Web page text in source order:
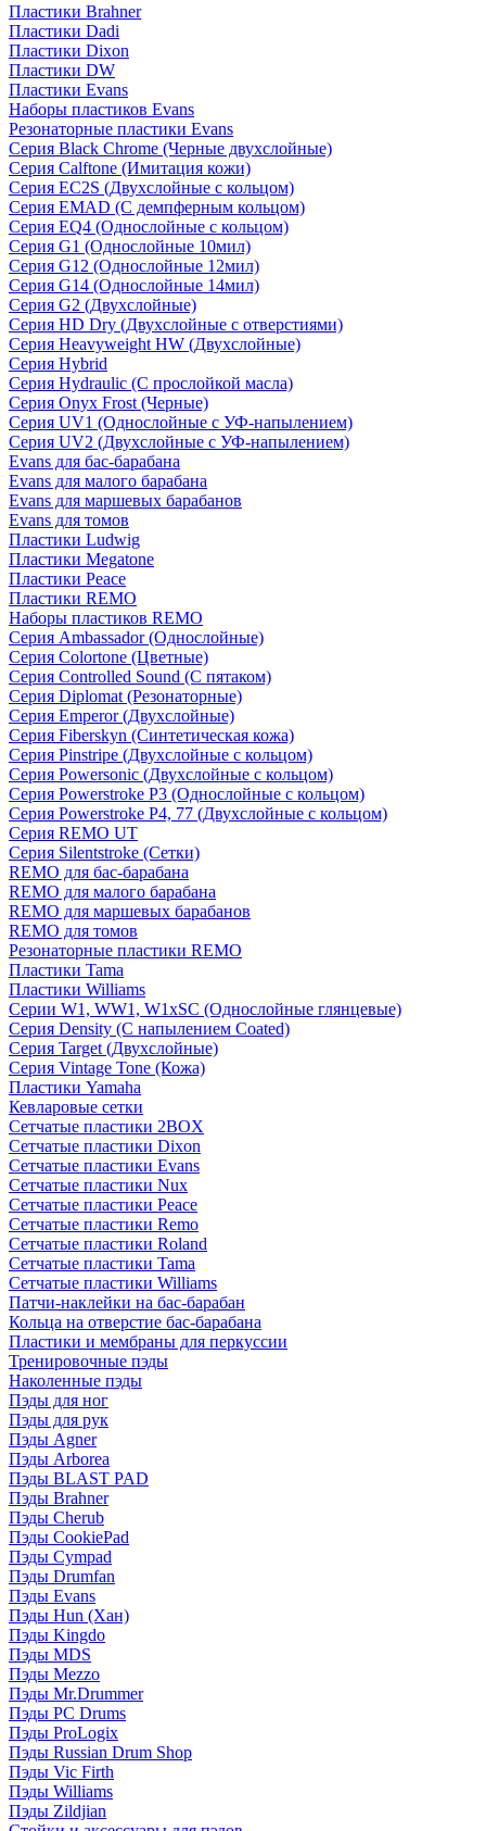
Пластики Brahner
Пластики Dadi
Пластики Dixon
Пластики DW
Пластики Evans
Наборы пластиков Evans
Резонаторные пластики Evans
Серия Black Chrome (Черные двухслойные)
Серия Calftone (Имитация кожи)
Серия EC2S (Двухслойные с кольцом)
Серия EMAD (С демпферным кольцом)
Серия EQ4 (Однослойные с кольцом)
Серия G1 (Однослойные 10мил)
Серия G12 (Однослойные 12мил)
Серия G14 (Однослойные 14мил)
Серия G2 (Двухслойные)
Серия HD Dry (Двухслойные с отверстиями)
Серия Heavyweight HW (Двухслойные)
Серия Hybrid
Серия Hydraulic (С прослойкой масла)
Серия Onyx Frost (Черные)
Серия UV1 (Однослойные с УФ-напылением)
Серия UV2 (Двухслойные с УФ-напылением)
Evans для бас-барабана
Evans для малого барабана
Evans для маршевых барабанов
Evans для томов
Пластики Ludwig
Пластики Megatone
Пластики Peace
Пластики REMO
Наборы пластиков REMO
Серия Ambassador (Однослойные)
Серия Colortone (Цветные)
Серия Controlled Sound (С пятаком)
Серия Diplomat (Резонаторные)
Серия Emperor (Двухслойные)
Серия Fiberskyn (Синтетическая кожа)
Серия Pinstripe (Двухслойные с кольцом)
Серия Powersonic (Двухслойные с кольцом)
Серия Powerstroke P3 (Однослойные с кольцом)
Серия Powerstroke P4, 77 (Двухслойные с кольцом)
Серия REMO UT
Серия Silentstroke (Сетки)
REMO для бас-барабана
REMO для малого барабана
REMO для маршевых барабанов
REMO для томов
Резонаторные пластики REMO
Пластики Tama
Пластики Williams
Серии W1, WW1, W1xSC (Однослойные глянцевые)
Серия Density (C напылением Coated)
Серия Target (Двухслойные)
Серия Vintage Tone (Кожа)
Пластики Yamaha
Кевларовые сетки
Сетчатые пластики 2BOX
Сетчатые пластики Dixon
Сетчатые пластики Evans
Сетчатые пластики Nux
Сетчатые пластики Peace
Сетчатые пластики Remo
Сетчатые пластики Roland
Сетчатые пластики Tama
Сетчатые пластики Williams
Патчи-наклейки на бас-барабан
Кольца на отверстие бас-барабана
Пластики и мембраны для перкуссии
Тренировочные пэды
Наколенные пэды
Пэды для ног
Пэды для рук
Пэды Agner
Пэды Arborea
Пэды BLAST PAD
Пэды Brahner
Пэды Cherub
Пэды CookiePad
Пэды Cympad
Пэды Drumfan
Пэды Evans
Пэды Hun (Хан)
Пэды Kingdo
Пэды MDS
Пэды Mezzo
Пэды Mr.Drummer
Пэды PC Drums
Пэды ProLogix
Пэды Russian Drum Shop
Пэды Vic Firth
Пэды Williams
Пэды Zildjian